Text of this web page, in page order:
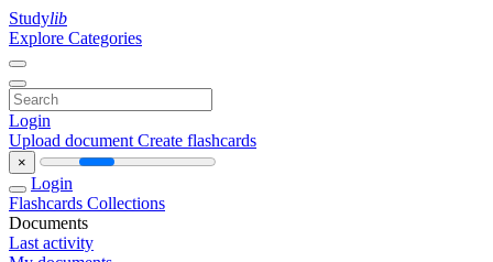
Studylib
Explore Categories
Login
Upload document Create flashcards
×
Login
Flashcards Collections
Documents
Last activity